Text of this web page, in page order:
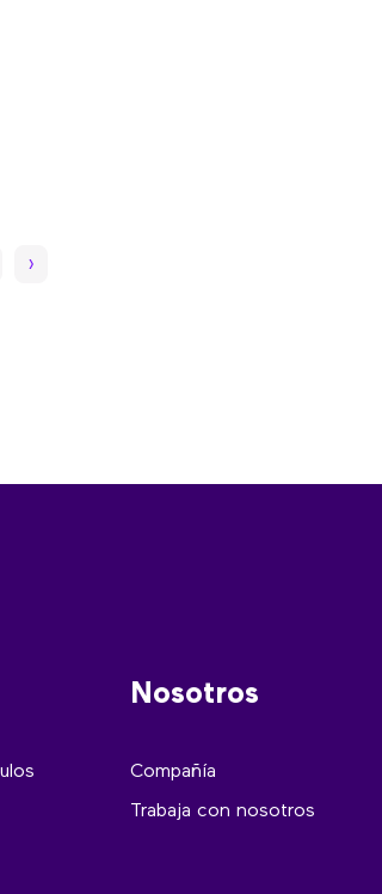
›
Nosotros
Compañía
Trabaja con nosotros